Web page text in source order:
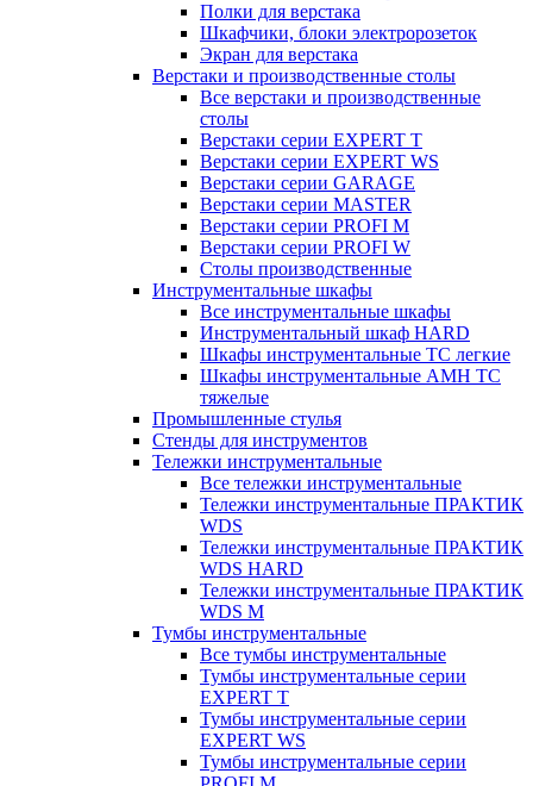
Полки для верстака
Шкафчики, блоки электророзеток
Экран для верстака
Верстаки и производственные столы
Все верстаки и производственные
столы
Верстаки серии EXPERT T
Верстаки серии EXPERT WS
Верстаки серии GARAGE
Верстаки серии MASTER
Верстаки серии PROFI M
Верстаки серии PROFI W
Столы производственные
Инструментальные шкафы
Все инструментальные шкафы
Инструментальный шкаф HARD
Шкафы инструментальные ТС легкие
Шкафы инструментальные AMH TC
тяжелые
Промышленные стулья
Стенды для инструментов
Тележки инструментальные
Все тележки инструментальные
Тележки инструментальные ПРАКТИК
WDS
Тележки инструментальные ПРАКТИК
WDS HARD
Тележки инструментальные ПРАКТИК
WDS M
Тумбы инструментальные
Все тумбы инструментальные
Тумбы инструментальные серии
EXPERT T
Тумбы инструментальные серии
EXPERT WS
Тумбы инструментальные серии